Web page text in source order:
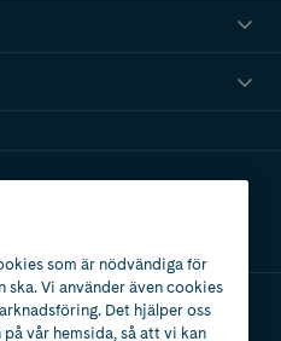
som är nödvändiga för
ska. Vi använder även cookies
Det hjälper oss
vår hemsida, så att vi kan